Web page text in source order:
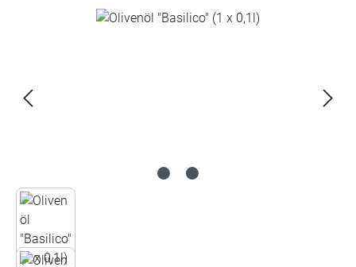
Bildergalerie überspringen